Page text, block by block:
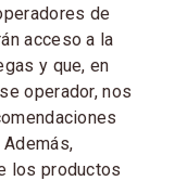
de
acceso a la
y que, en
operador, nos
los productos